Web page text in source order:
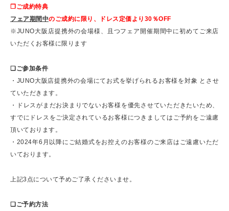
❐ご成約特典
フェア期間中のご成約に限り、ドレス定価より30％OFF
※JUNO大阪店提携外の会場様、且つフェア開催期間中に初めてご来店
いただくお客様に限ります
❏ご参加条件
・JUNO大阪店提携外の会場にてお式を挙げられるお客様を対象 とさせ
ていただきます。
・ドレスがまだお決まりでないお客様を優先させていただきたいため、
すでにドレスをご決定されているお客様につきましてはご予約をご遠慮
頂いております。
・2024年6月以降にご結婚式をお控えのお客様のご来店はご遠慮いただ
いております。
上記3点について予めご了承くださいませ。
❏ご予約方法